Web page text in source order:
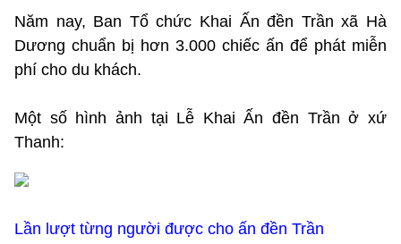
Năm nay, Ban Tổ chức Khai Ấn đền Trần xã Hà
Dương chuẩn bị hơn 3.000 chiếc ấn để phát miễn
phí cho du khách.
Một số hình ảnh tại Lễ Khai Ấn đền Trần ở xứ
Thanh:
Lần lượt từng người được cho ấn đền Trần